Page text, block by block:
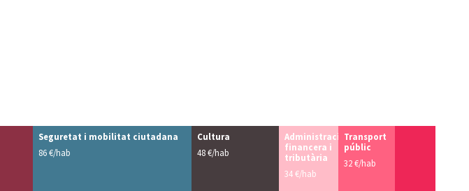
Seguretat i mobilitat ciutadana
86 €/hab
Cultura
48 €/hab
Administració
financera i
tributària
34 €/hab
Transport
públic
32 €/hab